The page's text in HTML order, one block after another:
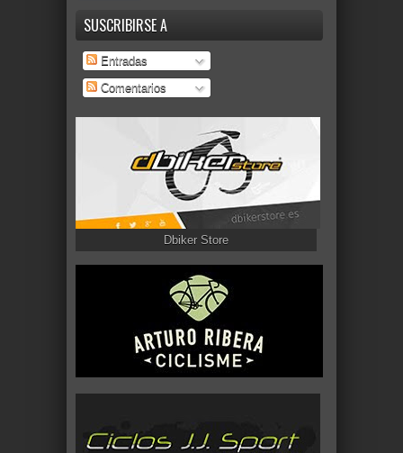
SUSCRIBIRSE A
Entradas
Comentarios
Dbiker Store